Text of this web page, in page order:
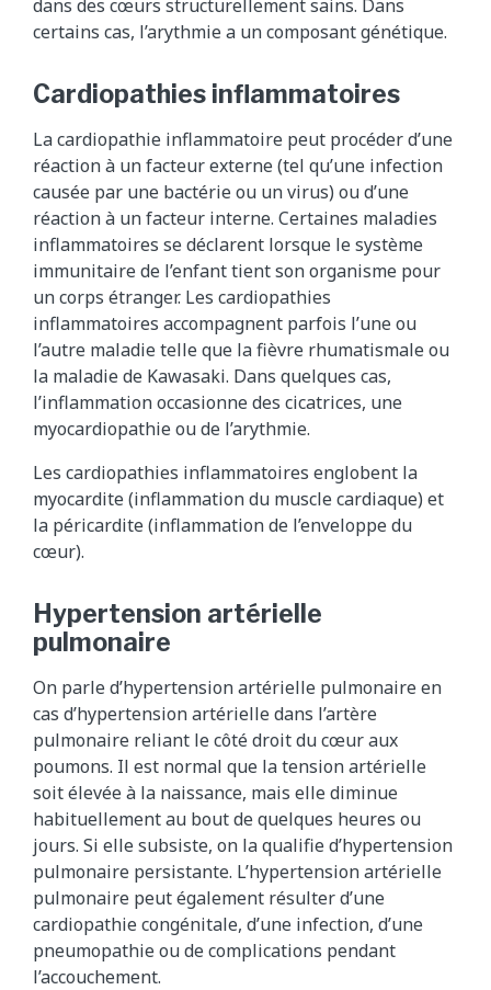
dans des cœurs structurellement sains. Dans
certains cas, l’arythmie a un composant génétique.
Cardiopathies inflammatoires
La cardiopathie inflammatoire peut procéder d’une
réaction à un facteur externe (tel qu’une infection
causée par une bactérie ou un virus) ou d’une
réaction à un facteur interne. Certaines maladies
inflammatoires se déclarent lorsque le système
immunitaire de l’enfant tient son organisme pour
un corps étranger. Les cardiopathies
inflammatoires accompagnent parfois l’une ou
l’autre maladie telle que la fièvre rhumatismale ou
la maladie de Kawasaki. Dans quelques cas,
l’inflammation occasionne des cicatrices, une
myocardiopathie ou de l’arythmie.
Les cardiopathies inflammatoires englobent la
myocardite (inflammation du muscle cardiaque) et
la péricardite (inflammation de l’enveloppe du
cœur).
Hypertension artérielle
pulmonaire
On parle d’hypertension artérielle pulmonaire en
cas d’hypertension artérielle dans l’artère
pulmonaire reliant le côté droit du cœur aux
poumons. Il est normal que la tension artérielle
soit élevée à la naissance, mais elle diminue
habituellement au bout de quelques heures ou
jours. Si elle subsiste, on la qualifie d’hypertension
pulmonaire persistante. L’hypertension artérielle
pulmonaire peut également résulter d’une
cardiopathie congénitale, d’une infection, d’une
pneumopathie ou de complications pendant
l’accouchement.